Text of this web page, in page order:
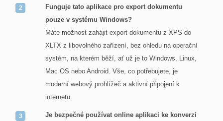
Funguje tato aplikace pro export dokumentu
pouze v systému Windows?
Máte možnost zahájit export dokumentu z XPS do
XLTX z libovolného zařízení, bez ohledu na operační
systém, na kterém běží, ať už je to Windows, Linux,
Mac OS nebo Android. Vše, co potřebujete, je
moderní webový prohlížeč a aktivní připojení k
internetu.
Je bezpečné používat online aplikaci ke konverzi